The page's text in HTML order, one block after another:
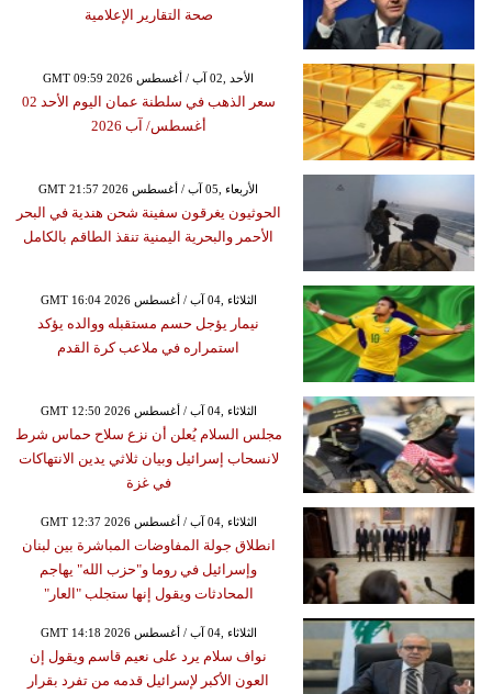
صحة التقارير الإعلامية
GMT 09:59 2026 الأحد ,02 آب / أغسطس
سعر الذهب في سلطنة عمان اليوم الأحد 02
أغسطس/ آب 2026
GMT 21:57 2026 الأربعاء ,05 آب / أغسطس
الحوثيون يغرقون سفينة شحن هندية في البحر
الأحمر والبحرية اليمنية تنقذ الطاقم بالكامل
GMT 16:04 2026 الثلاثاء ,04 آب / أغسطس
نيمار يؤجل حسم مستقبله ووالده يؤكد
استمراره في ملاعب كرة القدم
GMT 12:50 2026 الثلاثاء ,04 آب / أغسطس
مجلس السلام يُعلن أن نزع سلاح حماس شرط
لانسحاب إسرائيل وبيان ثلاثي يدين الانتهاكات
في غزة
GMT 12:37 2026 الثلاثاء ,04 آب / أغسطس
انطلاق جولة المفاوضات المباشرة بين لبنان
وإسرائيل في روما و"حزب الله" يهاجم
المحادثات ويقول إنها ستجلب "العار"
GMT 14:18 2026 الثلاثاء ,04 آب / أغسطس
نواف سلام يرد على نعيم قاسم ويقول إن
العون الأكبر لإسرائيل قدمه من تفرد بقرار